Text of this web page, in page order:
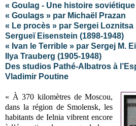
« Goulag - Une histoire
« Goulags » par Michaël Prazan
« Le procès » par Sergei Loznitsa
Sergueï Eisenstein (1898-1948)
« Ivan le Terrible » par Sergej M.
Ilya Trauberg (1905-1948)
Des studios Pathé-Albatros à
Vladimir Poutine
« À 370 kilomètres de Moscou,
dans la région de Smolensk, les
habitants de Ielnia vibrent encore